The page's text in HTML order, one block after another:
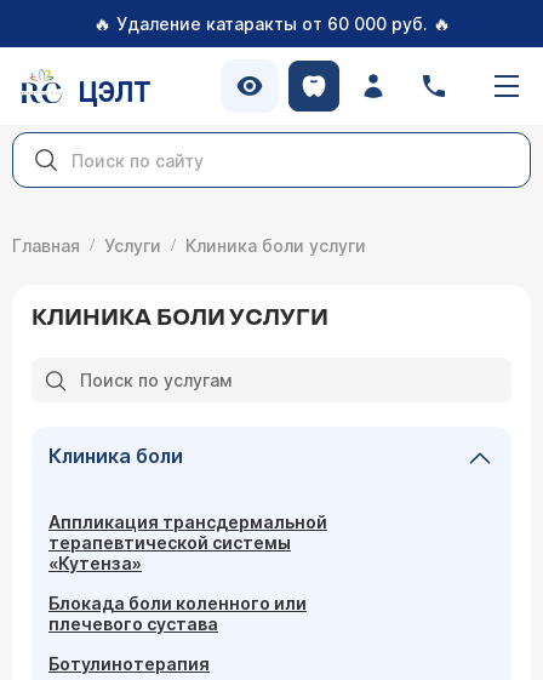
🔥 Удаление катаракты от 60 000 руб. 🔥
ЦЭЛТ
Главная Услуги Клиника боли услуги
КЛИНИКА БОЛИ УСЛУГИ
Клиника боли
Аппликация трансдермальной
терапевтической системы
«Кутенза»
Блокада боли коленного или
плечевого сустава
Ботулинотерапия